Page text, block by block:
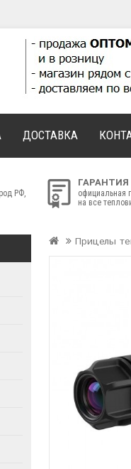
ДОСТАВКА
РФ,
ГАРАНТИЯ
официальная
на все
Прицелы